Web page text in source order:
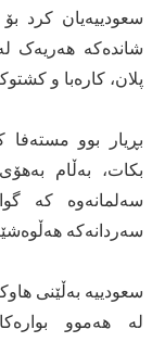
سعودییەیان کرد
شاندەکە هەریەک
پلان، کارەبا و
بکات، بەڵام
سەلمانەوە کە
سەردانەکە
سعودییە بەڵێنی
لە هەموو